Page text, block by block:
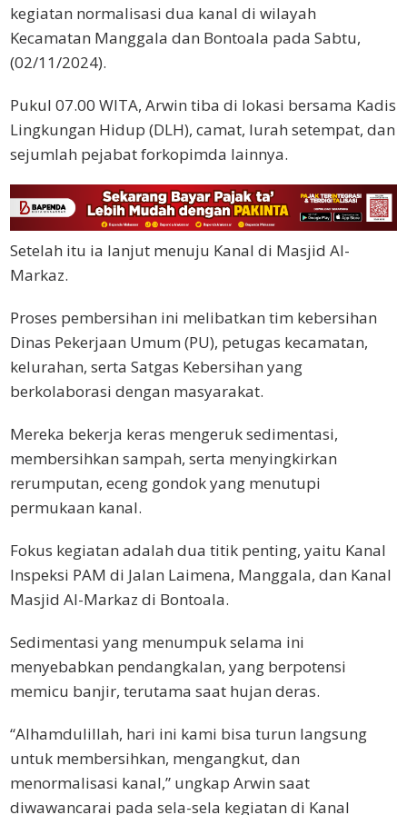
kegiatan normalisasi dua kanal di wilayah
Kecamatan Manggala dan Bontoala pada Sabtu,
(02/11/2024).
Pukul 07.00 WITA, Arwin tiba di lokasi bersama Kadis
Lingkungan Hidup (DLH), camat, lurah setempat, dan
sejumlah pejabat forkopimda lainnya.
Setelah itu ia lanjut menuju Kanal di Masjid Al-
Markaz.
Proses pembersihan ini melibatkan tim kebersihan
Dinas Pekerjaan Umum (PU), petugas kecamatan,
kelurahan, serta Satgas Kebersihan yang
berkolaborasi dengan masyarakat.
Mereka bekerja keras mengeruk sedimentasi,
membersihkan sampah, serta menyingkirkan
rerumputan, eceng gondok yang menutupi
permukaan kanal.
Fokus kegiatan adalah dua titik penting, yaitu Kanal
Inspeksi PAM di Jalan Laimena, Manggala, dan Kanal
Masjid Al-Markaz di Bontoala.
Sedimentasi yang menumpuk selama ini
menyebabkan pendangkalan, yang berpotensi
memicu banjir, terutama saat hujan deras.
“Alhamdulillah, hari ini kami bisa turun langsung
untuk membersihkan, mengangkut, dan
menormalisasi kanal,” ungkap Arwin saat
diwawancarai pada sela-sela kegiatan di Kanal